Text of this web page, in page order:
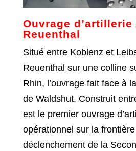
Ouvrage d’artillerie
Reuenthal
Situé entre Koblenz et
Reuenthal sur une colline
Rhin, l’ouvrage fait face à
de Waldshut. Construit
est le premier ouvrage
opérationnel sur la
déclenchement de la